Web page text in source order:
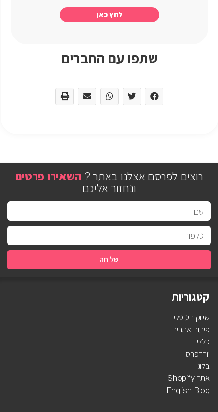
לחץ כאן
שתפו עם החברים
רוצים לפרסם אצלנו באתר ? השאירו פרטים
ונחזור אליכם
שליחה
קטגוריות
שיווק דיגיטלי
פיתוח אתרים
כללי
וורדפרס
בלוג
אתר Shopify
English Blog